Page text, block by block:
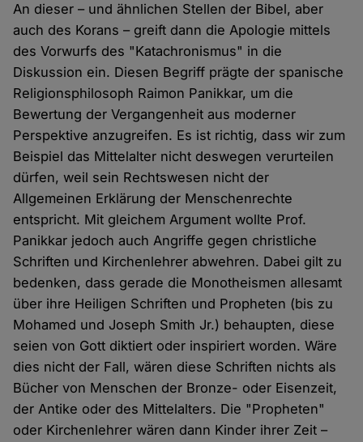
An dieser – und ähnlichen Stellen der Bibel, aber
auch des Korans – greift dann die Apologie mittels
des Vorwurfs des "Katachronismus" in die
Diskussion ein. Diesen Begriff prägte der spanische
Religionsphilosoph Raimon Panikkar, um die
Bewertung der Vergangenheit aus moderner
Perspektive anzugreifen. Es ist richtig, dass wir zum
Beispiel das Mittelalter nicht deswegen verurteilen
dürfen, weil sein Rechtswesen nicht der
Allgemeinen Erklärung der Menschenrechte
entspricht. Mit gleichem Argument wollte Prof.
Panikkar jedoch auch Angriffe gegen christliche
Schriften und Kirchenlehrer abwehren. Dabei gilt zu
bedenken, dass gerade die Monotheismen allesamt
über ihre Heiligen Schriften und Propheten (bis zu
Mohamed und Joseph Smith Jr.) behaupten, diese
seien von Gott diktiert oder inspiriert worden. Wäre
dies nicht der Fall, wären diese Schriften nichts als
Bücher von Menschen der Bronze- oder Eisenzeit,
der Antike oder des Mittelalters. Die "Propheten"
oder Kirchenlehrer wären dann Kinder ihrer Zeit –